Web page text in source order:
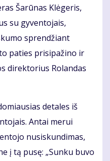
Šarūnas Klėgeris,
su gyventojais,
sprendžiant
paties prisipažino ir
direktorius Rolandas
detales iš
Antai merui
nusiskundimas,
į tą pusę: „Sunku buvo